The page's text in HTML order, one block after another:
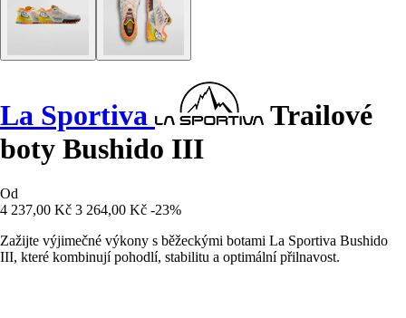
La Sportiva
Trailové
boty Bushido III
Od
4 237,00 Kč 3 264,00 Kč -23%
Zažijte výjimečné výkony s běžeckými botami La Sportiva Bushido
III, které kombinují pohodlí, stabilitu a optimální přilnavost.